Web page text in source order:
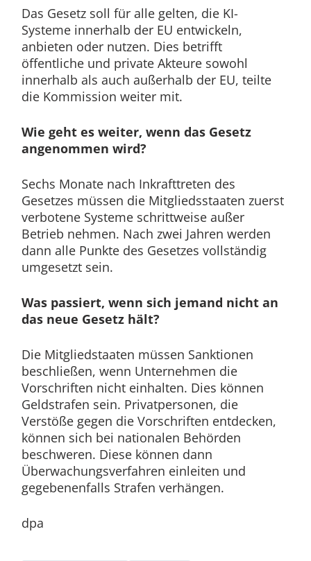
Das Gesetz soll für alle gelten, die KI-
Systeme innerhalb der EU entwickeln,
anbieten oder nutzen. Dies betrifft
öffentliche und private Akteure sowohl
innerhalb als auch außerhalb der EU, teilte
die Kommission weiter mit.
Wie geht es weiter, wenn das Gesetz
angenommen wird?
Sechs Monate nach Inkrafttreten des
Gesetzes müssen die Mitgliedsstaaten zuerst
verbotene Systeme schrittweise außer
Betrieb nehmen. Nach zwei Jahren werden
dann alle Punkte des Gesetzes vollständig
umgesetzt sein.
Was passiert, wenn sich jemand nicht an
das neue Gesetz hält?
Die Mitgliedstaaten müssen Sanktionen
beschließen, wenn Unternehmen die
Vorschriften nicht einhalten. Dies können
Geldstrafen sein. Privatpersonen, die
Verstöße gegen die Vorschriften entdecken,
können sich bei nationalen Behörden
beschweren. Diese können dann
Überwachungsverfahren einleiten und
gegebenenfalls Strafen verhängen.
dpa